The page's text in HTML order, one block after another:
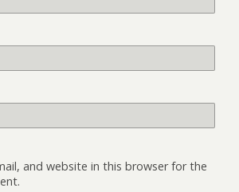
and website in this browser for the